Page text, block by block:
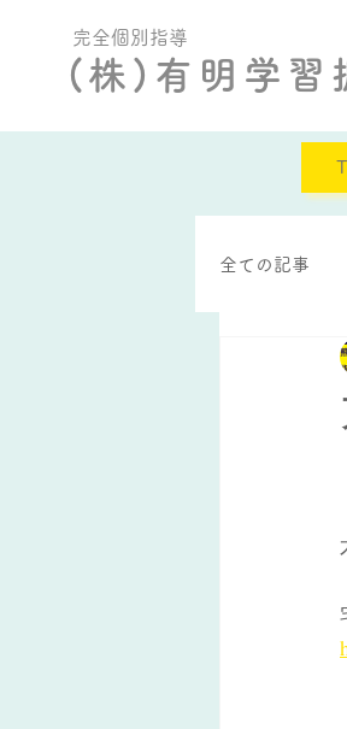
完全個別指導
(株)有明学習
全ての記事
定期テ